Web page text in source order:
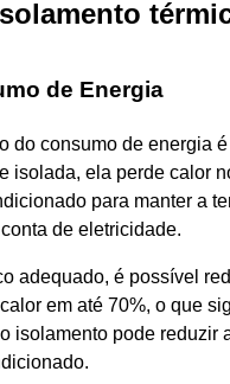
de Energia
do consumo de energia
isolada, ela perde calor
para manter a
de eletricidade.
adequado, é possível
em até 70%, o que
isolamento pode reduzir